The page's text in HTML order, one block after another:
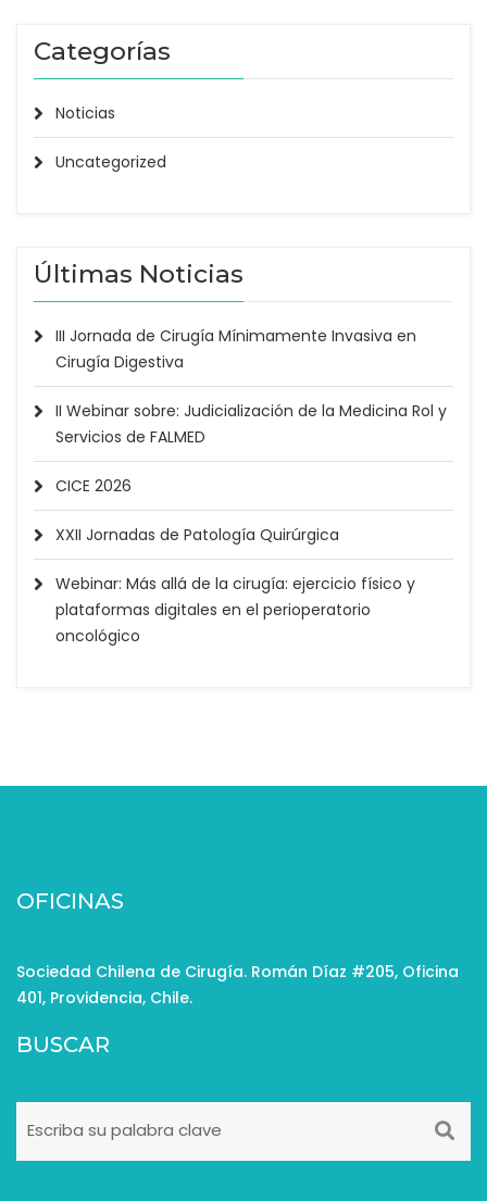
Categorías
Noticias
Uncategorized
Últimas Noticias
III Jornada de Cirugía Mínimamente Invasiva en
Cirugía Digestiva
II Webinar sobre: Judicialización de la Medicina Rol y
Servicios de FALMED
CICE 2026
XXII Jornadas de Patología Quirúrgica
Webinar: Más allá de la cirugía: ejercicio físico y
plataformas digitales en el perioperatorio
oncológico
OFICINAS
Sociedad Chilena de Cirugía. Román Díaz #205, Oficina
401, Providencia, Chile.
BUSCAR